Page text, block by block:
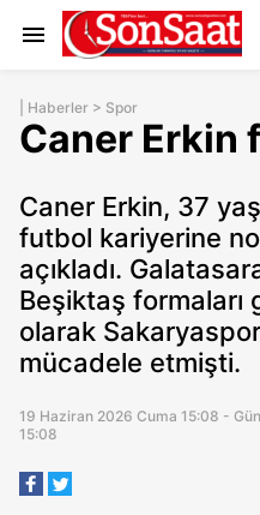
Haberler > Spor
Caner Erkin
Caner Erkin, 37
futbol kariyerine
açıkladı.
Beşiktaş formaları
olarak
mücadele etmişti.
19 Haziran 2026 Cuma 15:08 -
15:08